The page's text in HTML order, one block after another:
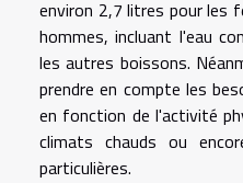
environ 2,7 litres pour les
hommes, incluant l'eau
les autres boissons.
prendre en compte les
en fonction de l'activité
climats chauds ou
particulières.